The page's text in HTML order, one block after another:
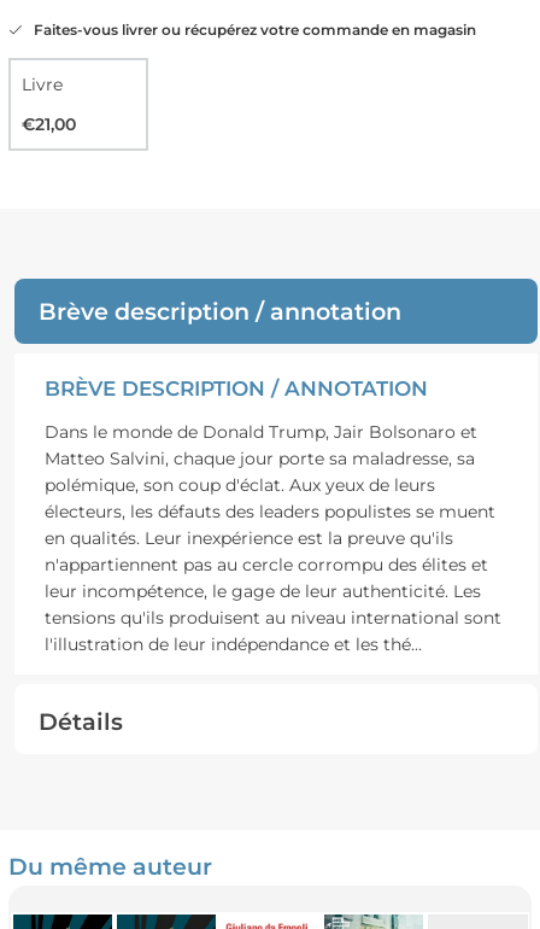
Faites-vous livrer ou récupérez votre commande en magasin
Livre
€21,00
Brève description / annotation
BRÈVE DESCRIPTION / ANNOTATION
Dans le monde de Donald Trump, Jair Bolsonaro et
Matteo Salvini, chaque jour porte sa maladresse, sa
polémique, son coup d'éclat. Aux yeux de leurs
électeurs, les défauts des leaders populistes se muent
en qualités. Leur inexpérience est la preuve qu'ils
n'appartiennent pas au cercle corrompu des élites et
leur incompétence, le gage de leur authenticité. Les
tensions qu'ils produisent au niveau international sont
l'illustration de leur indépendance et les thé...
Détails
Du même auteur